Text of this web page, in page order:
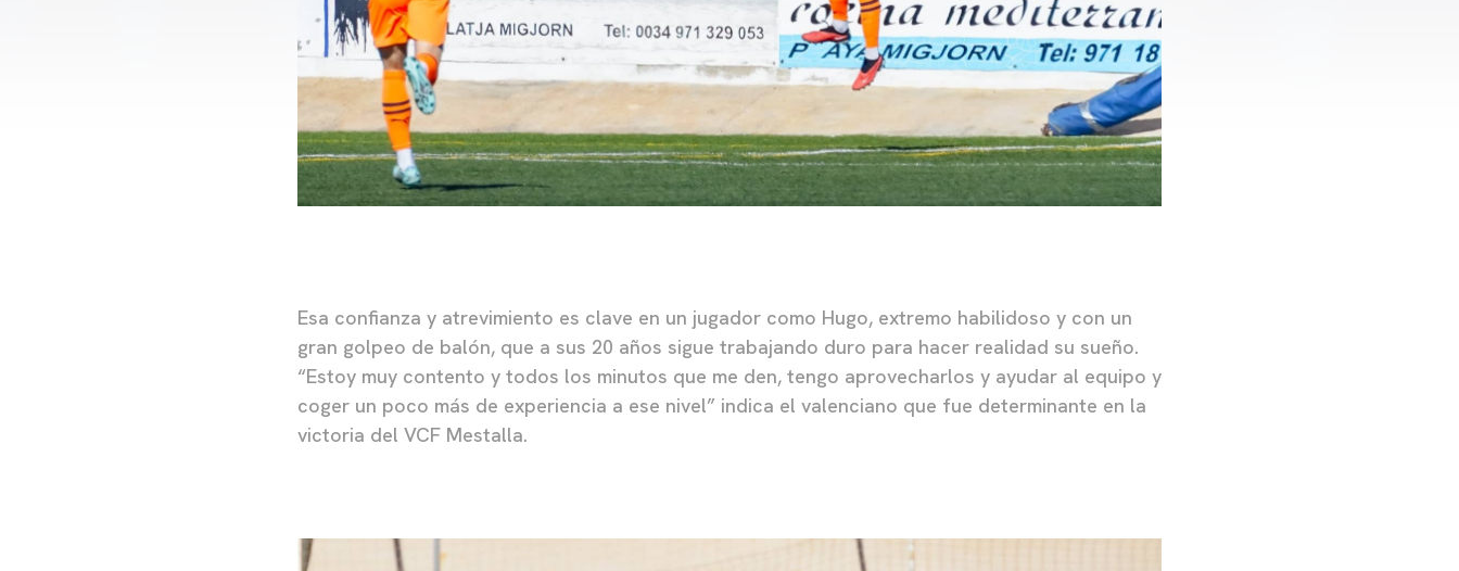
Esa confianza y atrevimiento es clave en un jugador como Hugo, extremo habilidoso y con un
gran golpeo de balón, que a sus 20 años sigue trabajando duro para hacer realidad su sueño.
“Estoy muy contento y todos los minutos que me den, tengo aprovecharlos y ayudar al equipo y
coger un poco más de experiencia a ese nivel” indica el valenciano que fue determinante en la
victoria del VCF Mestalla.